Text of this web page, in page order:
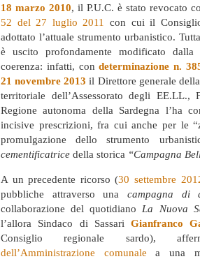
18 marzo 2010, il P.U.C. è stato revocato
52 del 27 luglio 2011
con cui il
adottato l’attuale strumento urbanistico.
è uscito profondamente modificato
coerenza: infatti, condeterminazione n.
21 novembre 2013 il Direttore generale
territoriale dell’Assessorato degli EE.LL.,
Regione autonoma della Sardegna l’ha
incisive prescrizioni, fra cui anche per le
promulgazione dello strumento
cementificatrice della storica “Campagna
A un precedente ricorso (30 settembre
pubbliche attraverso una campagna di
collaborazione del quotidiano La Nuova
l’allora Sindaco di Sassari Gianfranco
Consiglio regionale sardo),
dell’Amministrazione comunale a una